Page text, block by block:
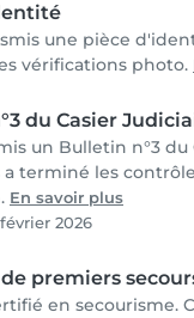
une pièce
vérifications photo.
du Casier
un Bulletin n°3 du
a terminé les
En savoir plus
2026
premiers
en secourisme.